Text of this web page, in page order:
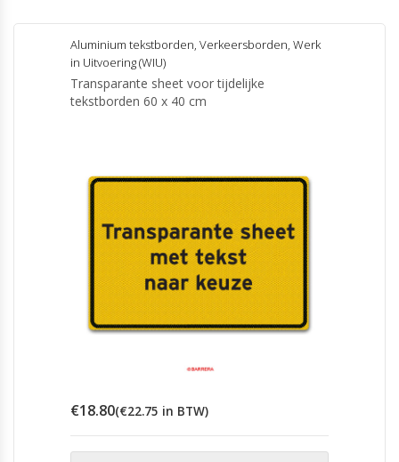
Aluminium tekstborden, Verkeersborden, Werk
in Uitvoering (WIU)
Transparante sheet voor tijdelijke
tekstborden 60 x 40 cm
€18.80(€22.75 in BTW)